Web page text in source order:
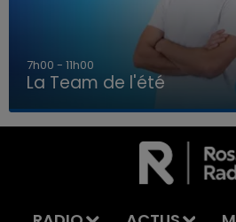
LA TEAM DE L'ÉTÉ
7h00 - 11h00
La Team de l'été